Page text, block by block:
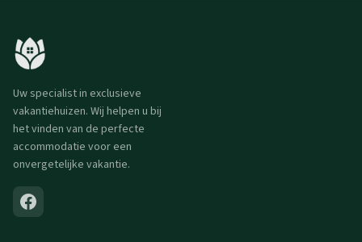
Uw specialist in exclusieve
vakantiehuizen. Wij helpen u bij
het vinden van de perfecte
accommodatie voor een
onvergetelijke vakantie.